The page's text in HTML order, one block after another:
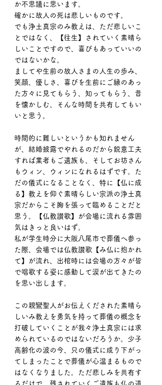
か不思議に思います。
確かに故人の死は悲しいものです。
でも浄土真宗のみ教えは、ただ悲しいこ
とではなく、【往生】されていく素晴ら
しいことですので、喜びもあっていいの
ではないかな。
ましてや生前の故人さまの人生の歩み、
笑顔、優しさ、喜びを生前にご縁のあっ
た方々に見てもらう、知ってもらう、昔
を懐かしむ、そんな時間を共有してもい
いと思う。
時間的に難しいというかも知れません
が、結婚披露でやれるのだから鋭意工夫
すれば業者もご遺族も、そしてお坊さん
もウィン、ウィンになれるはずです。た
だの儀式になることなく、特に【仏に成
る】教えを仰ぐ素晴らしい宗派の浄土真
宗だからこそ胸を張って臨めることだと
思う。【仏教讃歌】が会場に流れる雰囲
気はきっと良いはず。
私が学生時分に大阪八尾市で葬儀へ参っ
た際、会場では仏教讃歌【み仏に抱かれ
て】が流れ、出棺時には会場の方々が皆
で唱歌する姿に感動して涙が出てきたの
を思い出します。
この親鸞聖人がお伝えくだされた素晴ら
しいみ教えを勇気を持って葬儀の概念を
打破していくことが我々浄土真宗には求
められているのではないだろうか。少子
高齢化の波の今、只の儀式に成り下がっ
てしまったことで葬儀が心温まるもので
はなくなりました。ただ悲しみを共有す
るだけで、残されていくご遺族も仏の道